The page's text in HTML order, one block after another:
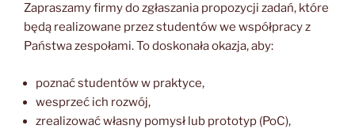
Zapraszamy firmy do zgłaszania propozycji zadań, które
będą realizowane przez studentów we współpracy z
Państwa zespołami. To doskonała okazja, aby:
poznać studentów w praktyce,
wesprzeć ich rozwój,
zrealizować własny pomysł lub prototyp (PoC),